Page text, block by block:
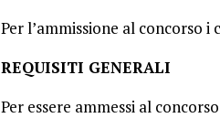
Per l’ammissione al concorso
REQUISITI GENERALI
Per essere ammessi al